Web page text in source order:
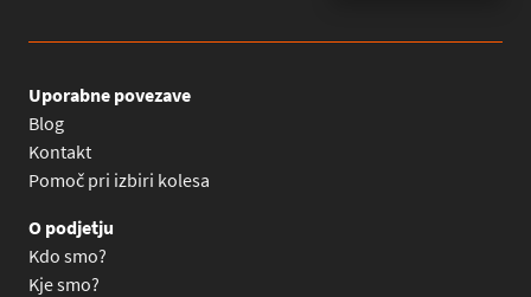
Uporabne povezave
Blog
Kontakt
Pomoč pri izbiri kolesa
O podjetju
Kdo smo?
Kje smo?